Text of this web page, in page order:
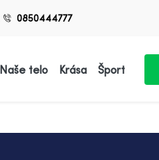
0850444777
Naše telo Krása Šport